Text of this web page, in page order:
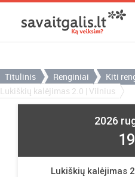
Titulinis Renginiai Kiti
Lukiškių kalėjimas 2.0 | Vilnius
2026
Lukiškių kalėjimas